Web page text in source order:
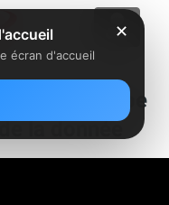
un escape
la donnée
✕
écran d'accueil